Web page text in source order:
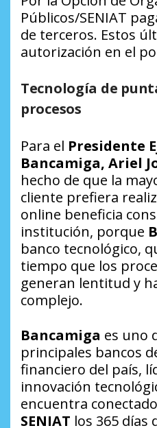
Públicos/SENIAT
de terceros. Estos
autorización en el
Tecnología de
procesos
Para el Presidente
Bancamiga, Ariel
hecho de que la
cliente prefiera
online beneficia
institución, porque
banco tecnológico,
tiempo que los
generan lentitud y
complejo.
Bancamiga es uno
principales bancos
financiero del país,
innovación
encuentra
SENIAT los 365 días